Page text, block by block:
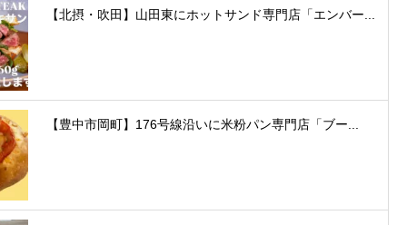
【北摂・吹田】山田東にホットサンド専門店「エンバー...
【豊中市岡町】176号線沿いに米粉パン専門店「ブー...